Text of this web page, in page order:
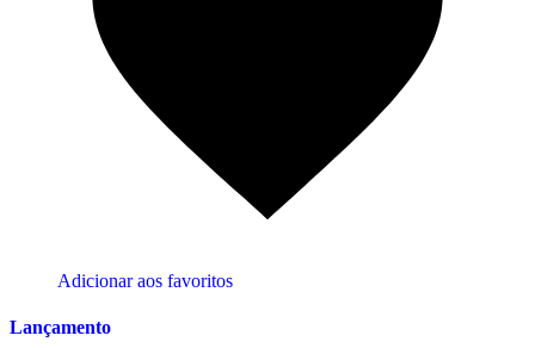
Adicionar aos favoritos
Lançamento